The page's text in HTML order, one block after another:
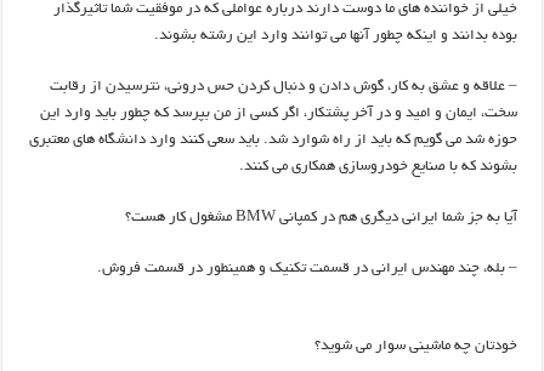
خیلی از خواننده های ما دوست دارند درباره عواملی که در موفقیت شما تاثیرگذار
بوده بدانند و اینکه چطور آنها می توانند وارد این رشته بشوند.
– علاقه و عشق به کار، گوش دادن و دنبال کردن حس درونی، نترسیدن از رقابت
سخت، ایمان و امید و در آخر پشتکار، اگر کسی از من بپرسد که چطور باید وارد این
حوزه شد می گویم که باید از راه شوارد شد. باید سعی کنند وارد دانشگاه های معتبری
بشوند که با صنایع خودروسازی همکاری می کنند.
آیا به جز شما ایرانی دیگری هم در کمپانی BMW مشغول کار هست؟
– بله، چند مهندس ایرانی در قسمت تکنیک و همینطور در قسمت فروش.
خودتان چه ماشینی سوار می شوید؟